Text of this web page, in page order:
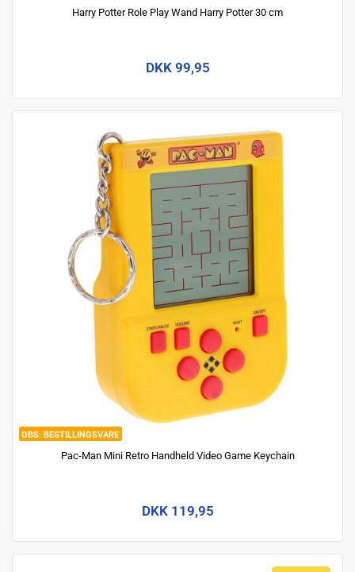
Harry Potter Role Play Wand Harry Potter 30 cm
DKK 99,95
BESTILLINGSVARE
Pac-Man Mini Retro Handheld Video Game Keychain
DKK 119,95